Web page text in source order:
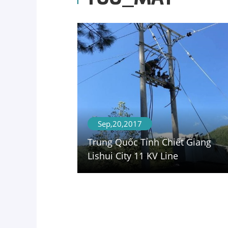
Sep,20,2017
Trung Quốc Tỉnh Chiết Giang
Lishui City 11 KV Line